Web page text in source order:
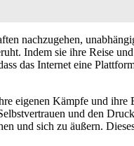
nachzugehen,
Indem sie ihre Reise
das Internet eine
eigenen Kämpfe und ihre
und den
und sich zu äußern.